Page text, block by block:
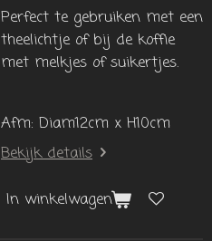
Perfect te gebruiken met een
theelichtje of bij de koffie
met melkjes of suikertjes.
Afm: Diam12cm x H10cm
Bekijk details
In winkelwagen